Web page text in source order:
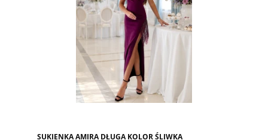
SUKIENKA AMIRA DŁUGA KOLOR ŚLIWKA